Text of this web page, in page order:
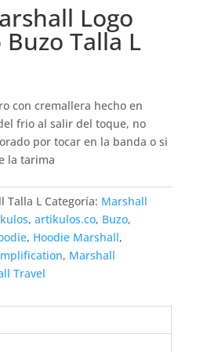
Logo
Talla L
con cremallera hecho en
frio al salir del toque, no
por tocar en la banda o si
la tarima
Talla L Categoría: Marshall
, artikulos.co, Buzo,
, Hoodie Marshall,
, Marshall
Travel